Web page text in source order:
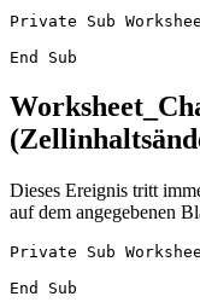
Private Sub
Dieses Ereignis tritt
auf dem angegebenen
Private Sub